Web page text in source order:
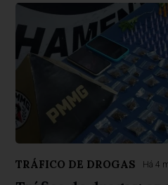
TRÁFICO DE DROGAS Há 4